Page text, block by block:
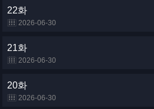
22화
2026-06-30
21화
2026-06-30
20화
2026-06-30